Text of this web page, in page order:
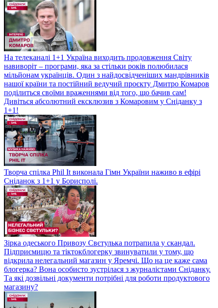
На телеканалі 1+1 Україна виходить продовження Світу
навиворіт – програми, яка за стільки років полюбилася
мільйонам українців. Один з найдосвідченіших мандрівників
нашої країни та постійний ведучий проєкту Дмитро Комаров
поділиться своїми враженнями від того, що бачив сам!
Дивіться абсолютний ексклюзив з Комаровим у Сніданку з
1+1!
Творча спілка Phil It виконала Гімн України наживо в ефірі
Сніданок з 1+1 у Борисполі.
Зірка одеського Привозу Свєтулька потрапила у скандал.
Підприємицю та тіктокблогерку звинуватили у тому, що
відкрила нелегальний магазин у Яремчі. Що на це каже сама
блогерка? Вона особисто зустрілася з журналістами Сніданку.
Та які дозвільні документи потрібні для роботи продуктового
магазину?